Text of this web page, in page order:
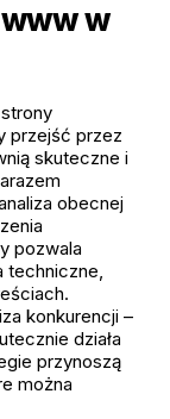
w
przejść przez
skuteczne i
obecnej
pozwala
konkurencji –
działa
przynoszą
można